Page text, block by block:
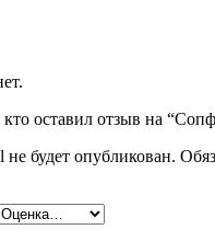
оставил отзыв на
будет опубликован.